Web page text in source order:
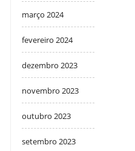
março 2024
fevereiro 2024
dezembro 2023
novembro 2023
outubro 2023
setembro 2023